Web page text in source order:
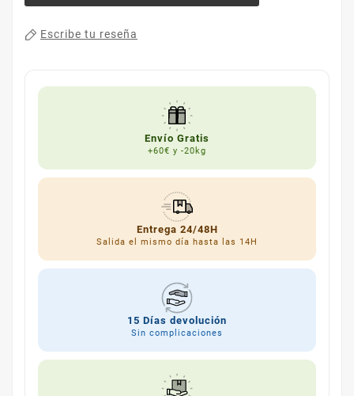
Escribe tu reseña
Envío Gratis
+60€ y -20kg
Entrega 24/48H
Salida el mismo día hasta las 14H
15 Días devolución
Sin complicaciones